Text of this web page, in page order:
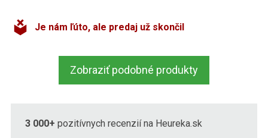
Je nám ľúto, ale predaj už skončil
Zobraziť podobné produkty
3 000+ pozitívnych recenzií na Heureka.sk